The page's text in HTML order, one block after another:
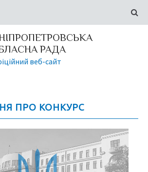
РАДА
веб-сайт
ПРО КОНКУРС